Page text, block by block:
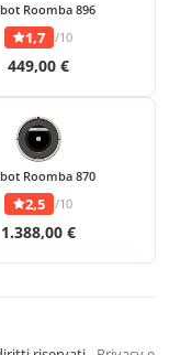
Roomba 896
1,7 /10
449,00 €
Roomba 870
2,5 /10
1.388,00 €